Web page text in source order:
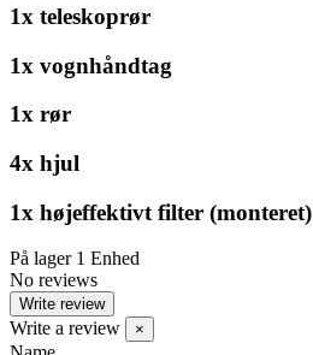
1x teleskoprør
1x vognhåndtag
1x rør
4x hjul
1x højeffektivt filter (monteret)
På lager 1 Enhed
No reviews
Write review
Write a review ×